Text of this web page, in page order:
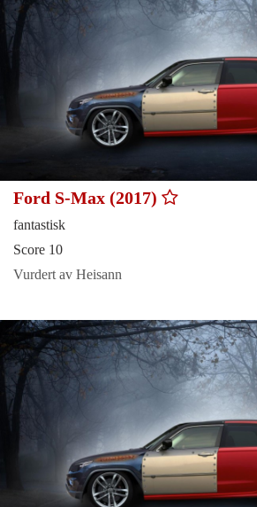
Ford S-Max (2017)
fantastisk
Score 10
Vurdert av Heisann